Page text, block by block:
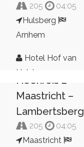
205
04:05
Hulsberg
Arnhem
Hotel Hof van
Hulsberg
Heenreis 2
Maastricht –
Lambertsberg
205
04:05
Maastricht